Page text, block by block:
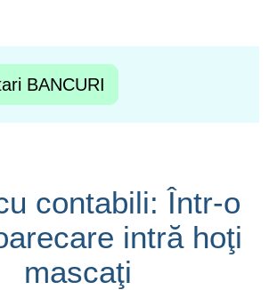
BANCURI
contabili: Într-o
intră hoţi
mascaţi